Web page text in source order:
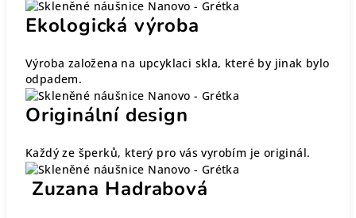
Ekologická výroba
Výroba založena na upcyklaci skla, které by jinak bylo
odpadem.
Originální design
Každý ze šperků, který pro vás vyrobím je originál.
Zuzana Hadrabová